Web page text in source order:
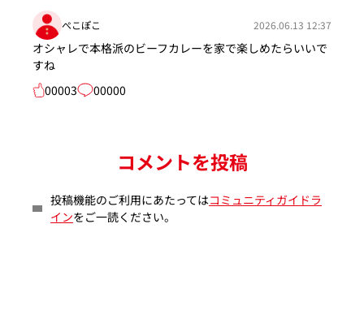
ぺこぽこ 2026.06.13 12:37
オシャレで本格派のビーフカレーを家で楽しめたらいいで
すね
00003
00000
コメントを投稿
投稿機能のご利用にあたってはコミュニティガイドラ
インをご一読ください。